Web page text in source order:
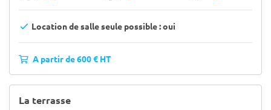
Location de salle seule possible : oui
A partir de 600 € HT
La terrasse